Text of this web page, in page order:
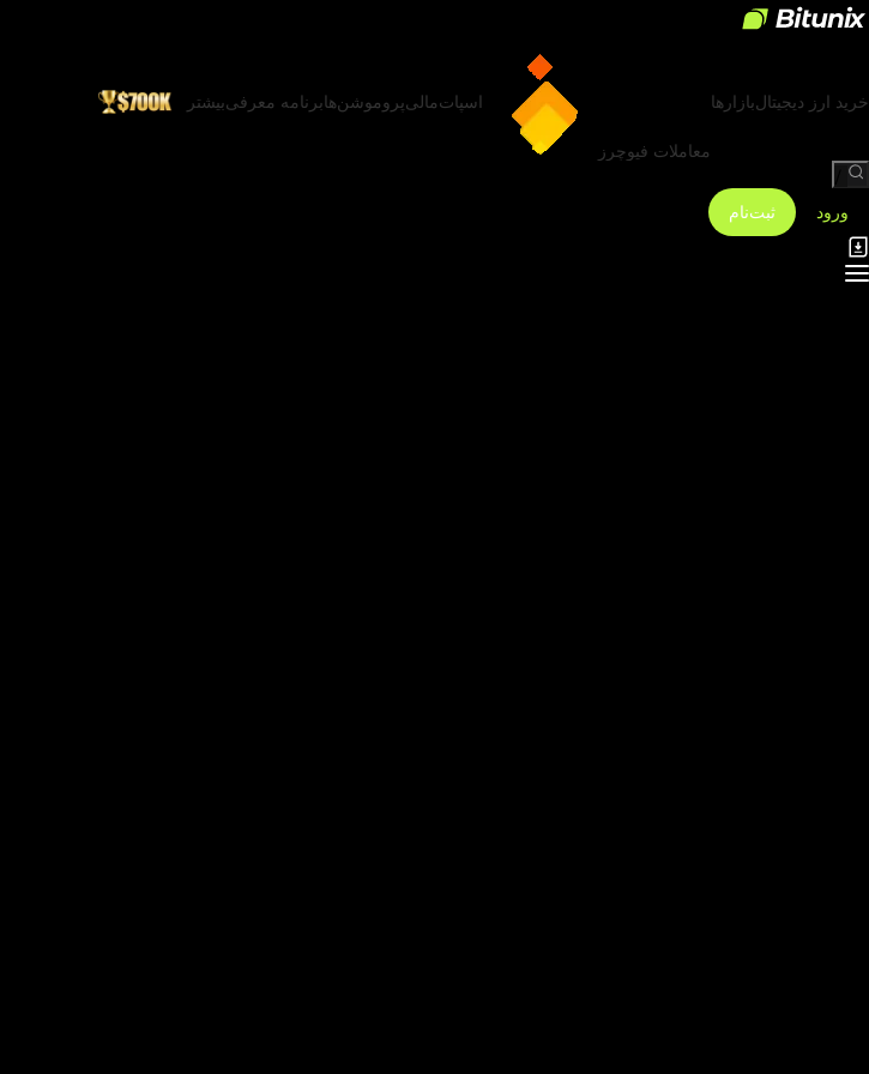
خرید ارز دیجیتالبازارها
معاملات فیوچرز
اسپاتمالیپروموشن‌هابرنامه معرفیبیشتر
ورود
ثبت‌نام